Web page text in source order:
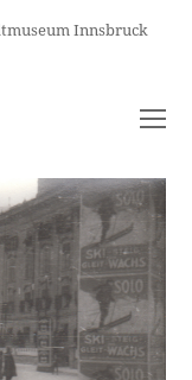
Innsbruck